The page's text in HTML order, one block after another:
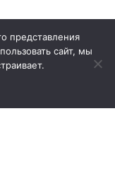
представления
сайт, мы